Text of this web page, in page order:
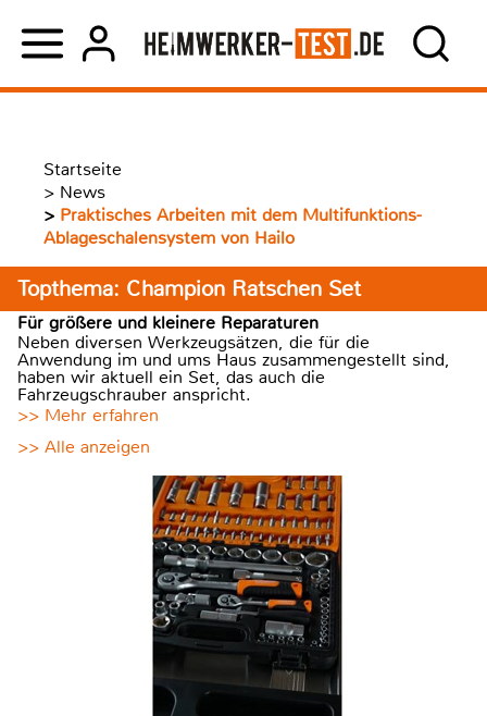
Startseite
> News
> Praktisches Arbeiten mit dem Multifunktions-
Ablageschalensystem von Hailo
Topthema: Champion Ratschen Set
Für größere und kleinere Reparaturen
Neben diversen Werkzeugsätzen, die für die
Anwendung im und ums Haus zusammengestellt sind,
haben wir aktuell ein Set, das auch die
Fahrzeugschrauber anspricht.
>> Mehr erfahren
>> Alle anzeigen